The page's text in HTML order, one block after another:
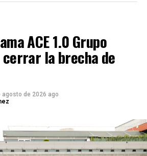
ACE 1.0 Grupo
la brecha de
agosto de 2026 ago